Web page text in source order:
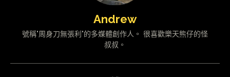
Andrew
號稱"周身刀無張利"的多媒體創作人。 很喜歡樂天熊仔的怪
叔叔。